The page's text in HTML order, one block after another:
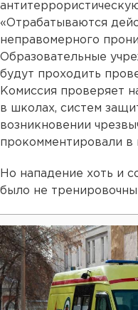
«Отрабатываются
неправомерного
Образовательные
будут проходить
Комиссия проверяет
в школах, систем
возникновении
прокомментировали в
Но нападение хоть и
было не